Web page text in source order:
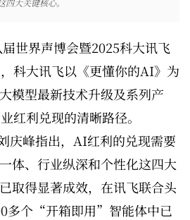
大关键核心。
世界声博会暨2025科大讯飞
科大讯飞以《更懂你的AI》为
模型最新技术升级及系列产
红利兑现的清晰路径。
庆峰指出，AI红利的兑现需要
体、行业纵深和个性化这四大
取得显著成效，在讯飞联合头
多个“开箱即用”智能体中已